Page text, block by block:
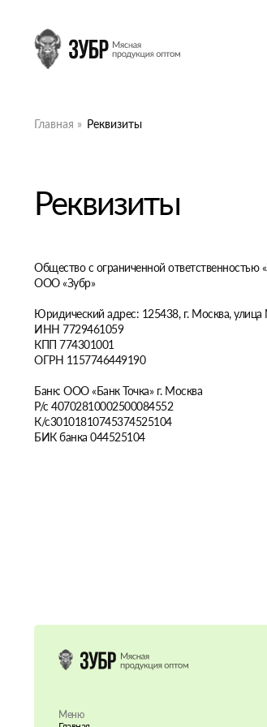
Главная » Реквизиты
Реквизиты
Общество с ограниченной ответственностью
ООО «Зубр»
Юридический адрес: 125438, г. Москва,
ИНН 7729461059
КПП 774301001
ОГРН 1157746449190
Банк: ООО «Банк Точка» г. Москва
Р/с 40702810002500084552
К/с30101810745374525104
БИК банка 044525104
Меню